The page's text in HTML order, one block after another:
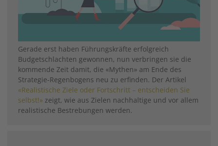
Gerade erst haben Führungskräfte erfolgreich
Budgetschlachten gewonnen, nun verbringen sie die
kommende Zeit damit, die «Mythen» am Ende des
Strategie-Regenbogens neu zu erfinden. Der Artikel
«Realistische Ziele oder Fortschritt – entscheiden Sie
selbst!» zeigt, wie aus Zielen nachhaltige und vor allem
realistische Bestrebungen werden.